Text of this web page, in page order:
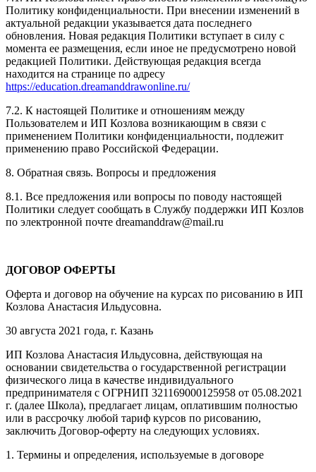
Политику конфиденциальности. При внесении изменений в
актуальной редакции указывается дата последнего
обновления. Новая редакция Политики вступает в силу с
момента ее размещения, если иное не предусмотрено новой
редакцией Политики. Действующая редакция всегда
находится на странице по адресу
https://education.dreamanddrawonline.ru/
7.2. К настоящей Политике и отношениям между
Пользователем и ИП Козлова возникающим в связи с
применением Политики конфиденциальности, подлежит
применению право Российской Федерации.
8. Обратная связь. Вопросы и предложения
8.1. Все предложения или вопросы по поводу настоящей
Политики следует сообщать в Службу поддержки ИП Козлов
по электронной почте dreamanddraw@mail.ru
ДОГОВОР ОФЕРТЫ
Оферта и договор на обучение на курсах по рисованию в ИП
Козлова Анастасия Ильдусовна.
30 августа 2021 года, г. Казань
ИП Козлова Анастасия Ильдусовна, действующая на
основании свидетельства о государственной регистрации
физического лица в качестве индивидуального
предпринимателя с ОГРНИП 321169000125958 от 05.08.2021
г. (далее Школа), предлагает лицам, оплатившим полностью
или в рассрочку любой тариф курсов по рисованию,
заключить Договор-оферту на следующих условиях.
1. Термины и определения, используемые в договоре